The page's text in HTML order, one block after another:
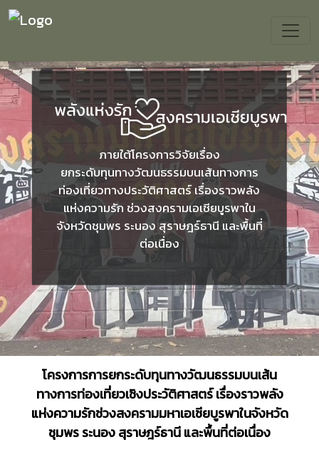
ภายใต้โครงการวิจัยเรื่อง
ยกระดับทุนทางวัฒนธรรมบนเส้นทางการ
ท่องเที่ยวทางประวัติศาสตร์ เรื่องราวพลัง
แห่งความรัก ช่วงสงครามเอเชียบูรพาใน
จังหวัดชุมพร ระนอง สุราษฎร์ธานี และพื้นที่
ต่อเนื่อง
Previous Next
โครงการการยกระดับทุนทางวัฒนธรรมบนเส้น
ทางการท่องเที่ยวเชิงประวัติศาสตร์ เรื่องราวพลัง
แห่งความรักช่วงสงครามมหาเอเชียบูรพาในจังหวัด
ชุมพร ระนอง สุราษฎร์ธานี และพื้นที่ต่อเนื่อง